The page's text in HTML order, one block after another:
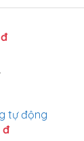
tự động
đ